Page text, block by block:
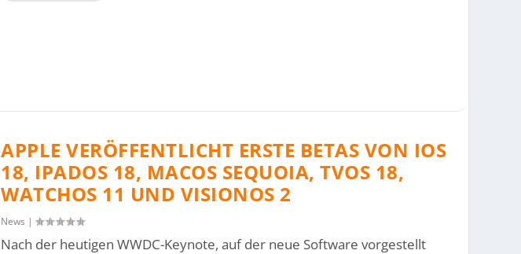
APPLE VERÖFFENTLICHT ERSTE BETAS VON IOS
18, IPADOS 18, MACOS SEQUOIA, TVOS 18,
WATCHOS 11 UND VISIONOS 2
News |
Nach der heutigen WWDC-Keynote, auf der neue Software vorgestellt